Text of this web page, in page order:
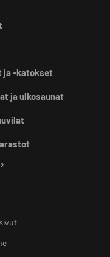
ja -katokset
ja ulkosaunat